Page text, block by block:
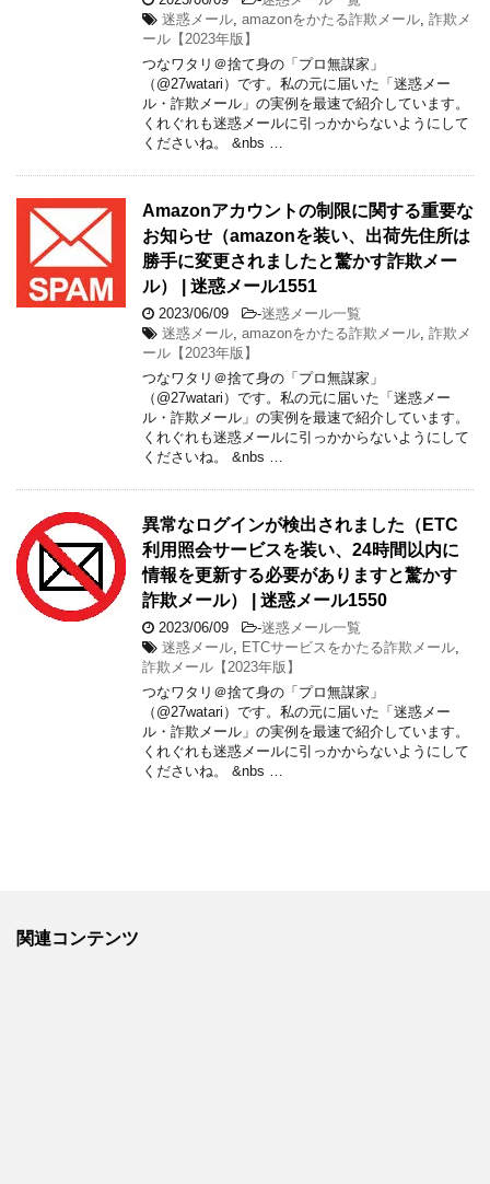
迷惑メール amazonをかたる詐欺メール 詐欺メ
ール【2023年版】
つなワタリ＠捨て身の「プロ無謀家」
（@27watari）です。私の元に届いた「迷惑メー
ル・詐欺メール」の実例を最速で紹介しています。
くれぐれも迷惑メールに引っかからないようにして
くださいね。 &nbs …
Amazonアカウントの制限に関する重要な
お知らせ（amazonを装い、出荷先住所は
勝手に変更されましたと驚かす詐欺メー
ル） | 迷惑メール1551
2023/06/09 -迷惑メール一覧
迷惑メール amazonをかたる詐欺メール 詐欺メ
ール【2023年版】
つなワタリ＠捨て身の「プロ無謀家」
（@27watari）です。私の元に届いた「迷惑メー
ル・詐欺メール」の実例を最速で紹介しています。
くれぐれも迷惑メールに引っかからないようにして
くださいね。 &nbs …
異常なログインが検出されました（ETC
利用照会サービスを装い、24時間以内に
情報を更新する必要がありますと驚かす
詐欺メール） | 迷惑メール1550
2023/06/09 -迷惑メール一覧
迷惑メール ETCサービスをかたる詐欺メール
詐欺メール【2023年版】
つなワタリ＠捨て身の「プロ無謀家」
（@27watari）です。私の元に届いた「迷惑メー
ル・詐欺メール」の実例を最速で紹介しています。
くれぐれも迷惑メールに引っかからないようにして
くださいね。 &nbs …
関連コンテンツ